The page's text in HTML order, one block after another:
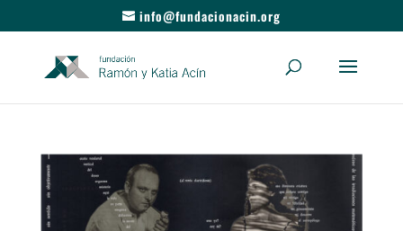
info@fundacionacin.org